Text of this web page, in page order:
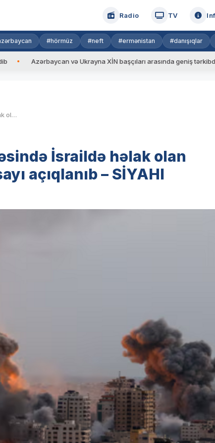
Radio TV
#hörmüz #neft #ermənistan #danışıqlar
və Ukrayna XİN başçıları arasında geniş tərkibdə görüş
HƏMAS-ın hücumları nəticəsində İsraildə həlak olan azərbaycanəsilli şəxslərin sayı açıqlanıb – SİYAHI
İsraildə həlak olan
açıqlanıb – SİYAHI